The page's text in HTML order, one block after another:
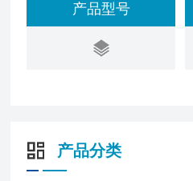
产品型号
产品分类